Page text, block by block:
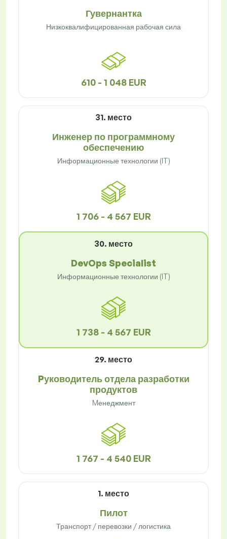
Гувернантка
Низкоквалифицированная рабочая сила
610 - 1 048 EUR
31. место
Инженер по программному
обеспечению
Информационные технологии (IT)
1 706 - 4 567 EUR
30. место
DevOps Specialist
Информационные технологии (IT)
1 738 - 4 567 EUR
29. место
Pуководитель отдела разработки
продуктов
Mенеджмент
1 767 - 4 540 EUR
1. место
Пилот
Транспорт / перевозки / логистика